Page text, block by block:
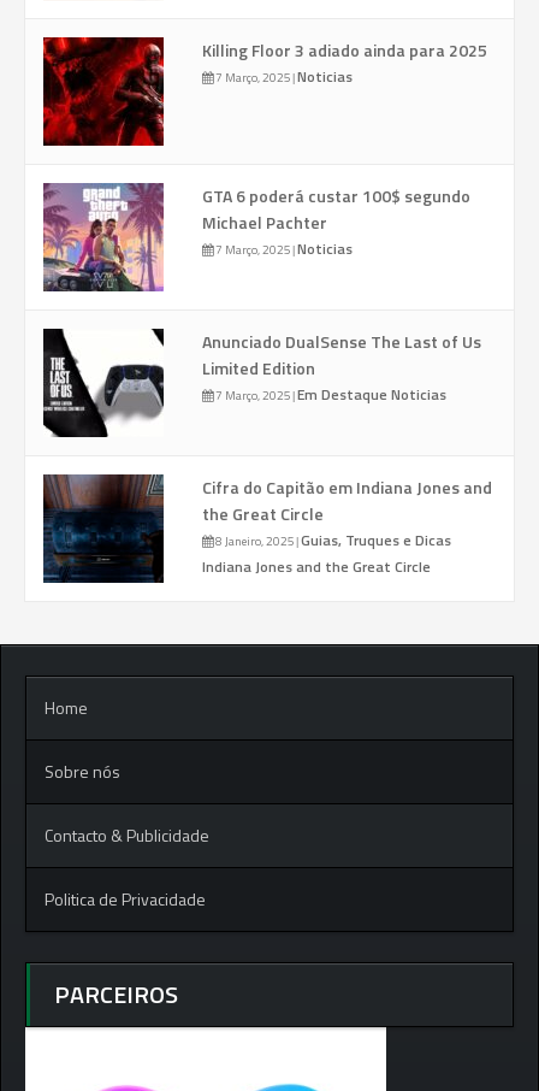
Killing Floor 3 adiado ainda para 2025
7 Março, 2025|Noticias
GTA 6 poderá custar 100$ segundo
Michael Pachter
7 Março, 2025|Noticias
Anunciado DualSense The Last of Us
Limited Edition
7 Março, 2025|Em Destaque Noticias
Cifra do Capitão em Indiana Jones and
the Great Circle
8 Janeiro, 2025|Guias, Truques e Dicas
Indiana Jones and the Great Circle
Home
Sobre nós
Contacto & Publicidade
Politica de Privacidade
PARCEIROS